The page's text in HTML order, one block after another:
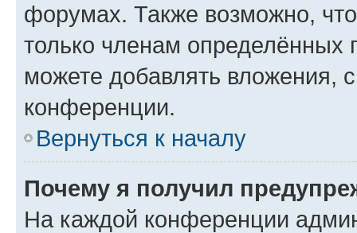
форумах. Также возможно,
только членам определённых
можете добавлять вложения,
конференции.
Вернуться к началу
Почему я получил
На каждой конференции